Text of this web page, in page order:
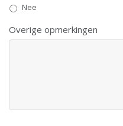
Nee
Overige opmerkingen